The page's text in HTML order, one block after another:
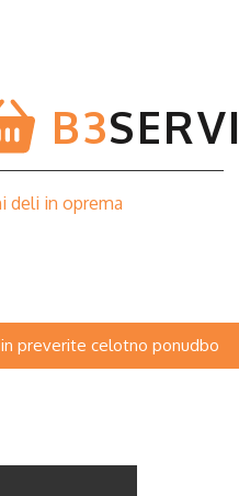
B3
deli in oprema
preverite celotno ponudbo